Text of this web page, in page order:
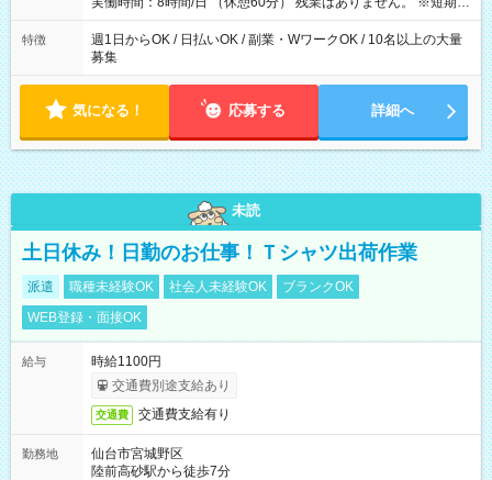
募集は行っておりません。予めご了承くださいませ。
特徴
週1日からOK / 日払いOK / 副業・WワークOK / 10名以上の大量
募集
気になる！ 応募する 詳細へ
未読
土日休み！日勤のお仕事！Ｔシャツ出荷作業
派遣 職種未経験OK 社会人未経験OK
ブランクOK
WEB登録・面接OK
給与
時給1100円
交通費別途支給あり
交通費 交通費支給有り
勤務地
仙台市宮城野区
陸前高砂駅から徒歩7分